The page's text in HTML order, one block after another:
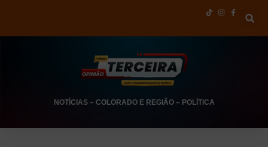
NOTÍCIAS– COLORADO E REGIÃO– POLÍTICA